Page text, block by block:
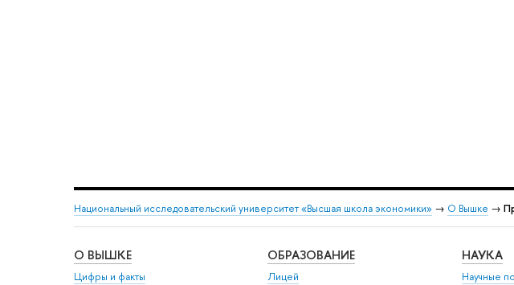
Национальный исследовательский университет «Высшая школа экономики» → О Вышке →
О ВЫШКЕ
Цифры и факты
ОБРАЗОВАНИЕ
Лицей
НАУКА
Научные